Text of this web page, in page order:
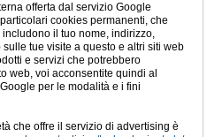
offerta dal servizio Google
cookies permanenti, che
il tuo nome, indirizzo,
tue visite a questo e altri siti web
e servizi che potrebbero
web, voi acconsentite quindi al
per le modalità e i fini
che offre il servizio di advertising è